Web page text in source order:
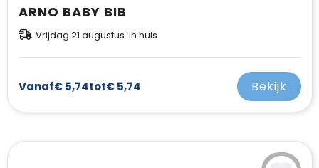
ARNO BABY BIB
Vrijdag 21 augustus in huis
Vanaf€ 5,74tot€ 5,74 Bekijk